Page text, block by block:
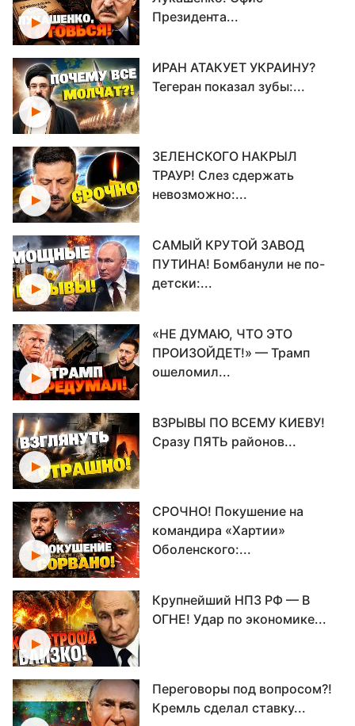
Президента...
ИРАН АТАКУЕТ УКРАИНУ?
Тегеран показал зубы:...
ЗЕЛЕНСКОГО НАКРЫЛ
ТРАУР! Слез сдержать
невозможно:...
САМЫЙ КРУТОЙ ЗАВОД
ПУТИНА! Бомбанули не по-
детски:...
«НЕ ДУМАЮ, ЧТО ЭТО
ПРОИЗОЙДЕТ!» — Трамп
ошеломил...
ВЗРЫВЫ ПО ВСЕМУ КИЕВУ!
Сразу ПЯТЬ районов...
СРОЧНО! Покушение на
командира «Хартии»
Оболенского:...
Крупнейший НПЗ РФ — В
ОГНЕ! Удар по экономике...
Переговоры под вопросом?!
Кремль сделал ставку...